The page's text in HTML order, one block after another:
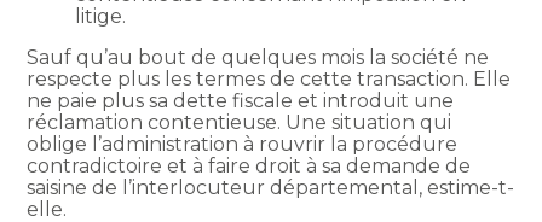
litige.
Sauf qu’au bout de quelques mois la société ne
respecte plus les termes de cette transaction. Elle
ne paie plus sa dette fiscale et introduit une
réclamation contentieuse. Une situation qui
oblige l’administration à rouvrir la procédure
contradictoire et à faire droit à sa demande de
saisine de l’interlocuteur départemental, estime-t-
elle.